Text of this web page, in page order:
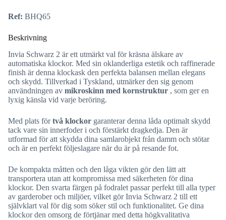
Ref: BHQ65
Beskrivning
Invia Schwarz 2 är ett utmärkt val för kräsna älskare av
automatiska klockor. Med sin oklanderliga estetik och raffinerade
finish är denna klockask den perfekta balansen mellan elegans
och skydd. Tillverkad i Tyskland, utmärker den sig genom
användningen av mikroskinn med kornstruktur , som ger en
lyxig känsla vid varje beröring.
Med plats förtvå klockor garanterar denna låda optimalt skydd
tack vare sin innerfoder i och förstärkt dragkedja. Den är
utformad för att skydda dina samlarobjekt från damm och stötar
och är en perfekt följeslagare när du är på resande fot.
De kompakta måtten och den låga vikten gör den lätt att
transportera utan att kompromissa med säkerheten för dina
klockor. Den svarta färgen på fodralet passar perfekt till alla typer
av garderober och miljöer, vilket gör Invia Schwarz 2 till ett
självklart val för dig som söker stil och funktionalitet. Ge dina
klockor den omsorg de förtjänar med detta högkvalitativa